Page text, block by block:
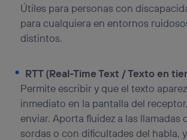
Útiles para personas con
para cualquiera en entornos
distintos.
RTT (Real-Time Text / Texto en
Permite escribir y que el texto
inmediato en la pantalla del
enviar. Aporta fluidez a las llamadas
sordas o con dificultades del habla,